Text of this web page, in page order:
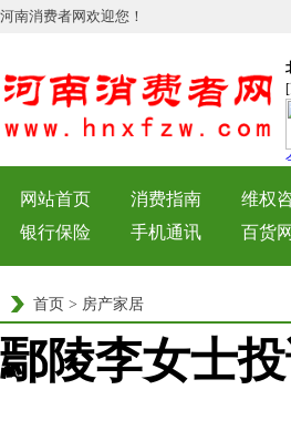
河南消费者网欢迎您！
网站首页 消费指南 维权
银行保险
手机通讯 百货
首页 > 房产家居
鄢陵李女士